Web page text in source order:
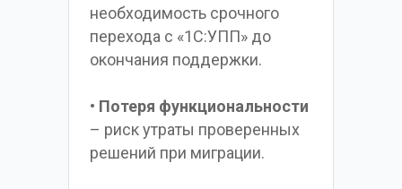
необходимость срочного
перехода с «1С:УПП» до
окончания поддержки.
• Потеря функциональности
– риск утраты проверенных
решений при миграции.